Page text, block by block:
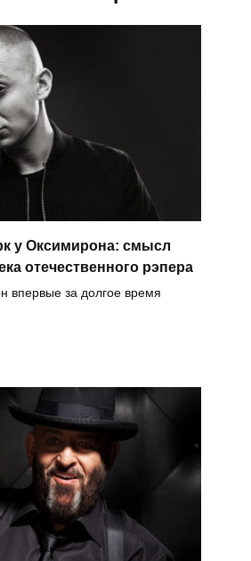
у Оксимирона: смысл
отечественного рэпера
впервые за долгое время